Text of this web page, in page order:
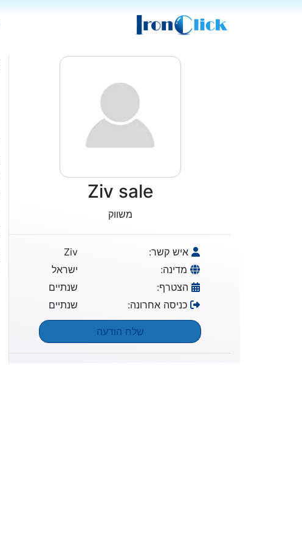
Ziv sale
משווק
איש קשר:
Ziv
מדינה:
ישראל
הצטרף:
שנתיים
כניסה אחרונה:
שנתיים
שלח הודעה